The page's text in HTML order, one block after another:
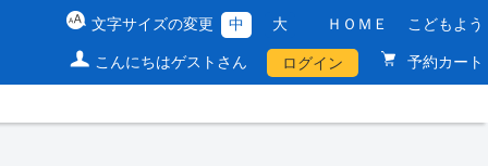
文字サイズの変更 中 大 ＨＯＭＥ こどもよう
こんにちはゲストさん ログイン 予約カート